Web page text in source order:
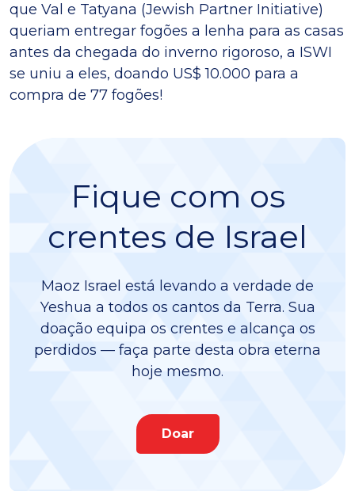
que Val e Tatyana (Jewish Partner Initiative)
queriam entregar fogões a lenha para as casas
antes da chegada do inverno rigoroso, a ISWI
se uniu a eles, doando US$ 10.000 para a
compra de 77 fogões!
Fique com os
crentes de Israel
Maoz Israel está levando a verdade de
Yeshua a todos os cantos da Terra. Sua
doação equipa os crentes e alcança os
perdidos — faça parte desta obra eterna
hoje mesmo.
Doar